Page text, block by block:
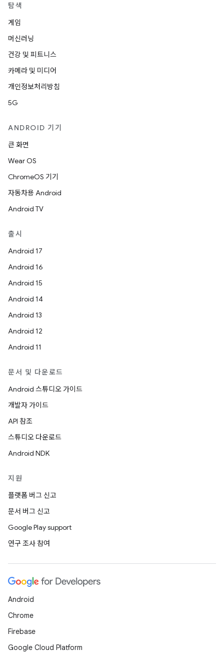
탐색
게임
머신러닝
건강 및 피트니스
카메라 및 미디어
개인정보처리방침
5G
ANDROID 기기
큰 화면
Wear OS
ChromeOS 기기
자동차용 Android
Android TV
출시
Android 17
Android 16
Android 15
Android 14
Android 13
Android 12
Android 11
문서 및 다운로드
Android 스튜디오 가이드
개발자 가이드
API 참조
스튜디오 다운로드
Android NDK
지원
플랫폼 버그 신고
문서 버그 신고
Google Play support
연구 조사 참여
Android
Chrome
Firebase
Google Cloud Platform